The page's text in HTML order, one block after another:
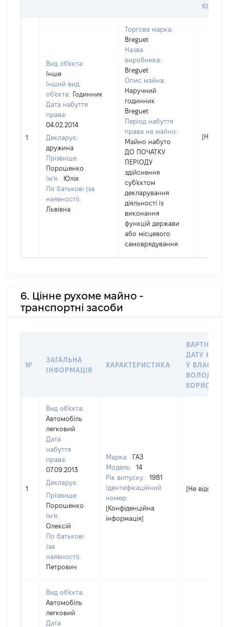
1
Вид об'єкта:
Інше
Інший вид
об'єкта: Годинник
Дата набуття
права:
04.02.2014
Декларує:
дружина
Прізвище:
Порошенко
Ім'я:
Юлія
По батькові (за
наявності):
Львівна
Торгова марка:
Breguet
Назва
виробника:
Breguet
Опис майна:
Наручний
годинник
Breguet
Період набуття
права на майно:
Майно набуто
ДО ПОЧАТКУ
ПЕРІОДУ
здійснення
суб'єктом
декларування
діяльності із
виконання
функцій держави
або місцевого
самоврядування
[Не
6. Цінне рухоме майно -
транспортні засоби
№
ЗАГАЛЬНА
ІНФОРМАЦІЯ
ХАРАКТЕРИСТИКА
ВАРТІСТЬ
ДАТУ
У
1
Вид об'єкта:
Автомобіль
легковий
Дата
набуття
права:
07.09.2013
Декларує:
Прізвище:
Порошенко
Ім'я:
Олексій
По батькові
(за
наявності):
Петрович
Марка:
ГАЗ
Модель:
14
Рік випуску:
1981
Ідентифікаційний
номер:
[Конфіденційна
інформація]
[Не відомо]
Вид об'єкта:
Автомобіль
легковий
Дата